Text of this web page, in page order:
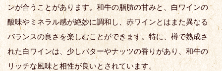
ンが合うことがあります。和牛の脂肪の甘みと、白ワインの
酸味やミネラル感が絶妙に調和し、赤ワインとはまた異なる
バランスの良さを楽しむことができます。特に、樽で熟成さ
れた白ワインは、少しバターやナッツの香りがあり、和牛の
リッチな風味と相性が良いとされています。